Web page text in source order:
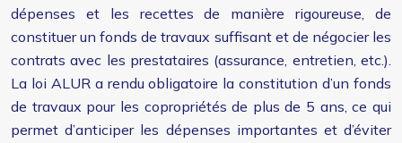
dépenses et les recettes de manière rigoureuse, de
constituer un fonds de travaux suffisant et de négocier les
contrats avec les prestataires (assurance, entretien, etc.).
La loi ALUR a rendu obligatoire la constitution d’un fonds
de travaux pour les copropriétés de plus de 5 ans, ce qui
permet d’anticiper les dépenses importantes et d’éviter